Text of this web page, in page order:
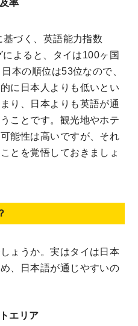
率
づく、英語能力指数
によると、タイは100ヶ国
本の順位は53位なので、
に日本人よりも低いとい
り、日本よりも英語が通
ことです。観光地やホテ
能性は高いですが、それ
とを覚悟しておきましょ
ょうか。実はタイは日本
、日本語が通じやすいの
エリア